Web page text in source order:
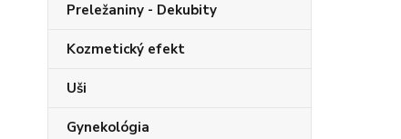
Preležaniny - Dekubity
Kozmetický efekt
Uši
Gynekológia